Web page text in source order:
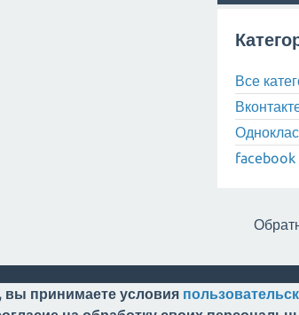
Все
facebook
принимаете условия